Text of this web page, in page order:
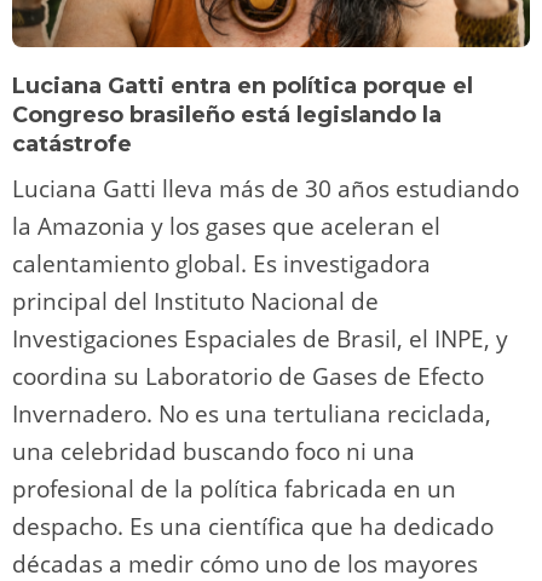
Luciana Gatti entra en política porque el
Congreso brasileño está legislando la
catástrofe
Luciana Gatti lleva más de 30 años estudiando
la Amazonia y los gases que aceleran el
calentamiento global. Es investigadora
principal del Instituto Nacional de
Investigaciones Espaciales de Brasil, el INPE, y
coordina su Laboratorio de Gases de Efecto
Invernadero. No es una tertuliana reciclada,
una celebridad buscando foco ni una
profesional de la política fabricada en un
despacho. Es una científica que ha dedicado
décadas a medir cómo uno de los mayores